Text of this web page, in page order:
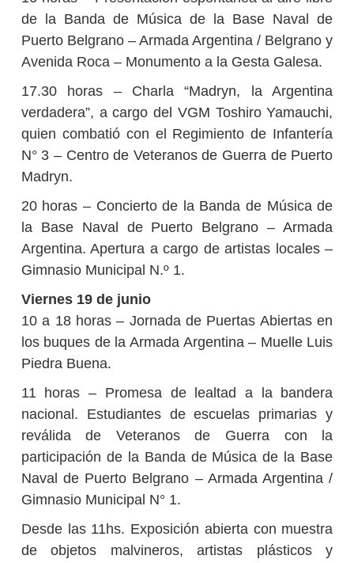
de la Banda de Música de la Base Naval de
Puerto Belgrano – Armada Argentina / Belgrano y
Avenida Roca – Monumento a la Gesta Galesa.
17.30 horas – Charla “Madryn, la Argentina
verdadera”, a cargo del VGM Toshiro Yamauchi,
quien combatió con el Regimiento de Infantería
N° 3 – Centro de Veteranos de Guerra de Puerto
Madryn.
20 horas – Concierto de la Banda de Música de
la Base Naval de Puerto Belgrano – Armada
Argentina. Apertura a cargo de artistas locales –
Gimnasio Municipal N.º 1.
Viernes 19 de junio
10 a 18 horas – Jornada de Puertas Abiertas en
los buques de la Armada Argentina – Muelle Luis
Piedra Buena.
11 horas – Promesa de lealtad a la bandera
nacional. Estudiantes de escuelas primarias y
reválida de Veteranos de Guerra con la
participación de la Banda de Música de la Base
Naval de Puerto Belgrano – Armada Argentina /
Gimnasio Municipal N° 1.
Desde las 11hs. Exposición abierta con muestra
de objetos malvineros, artistas plásticos y